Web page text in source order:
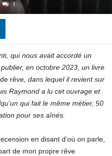
1
qui nous avait accordé un
en octobre 2023, un livre
rêve, dans lequel il revient sur
Raymond a lu cet ouvrage et
qui fait le même métier, 50
pour ses aînés.
en disant d’où on parle,
de mon propre rêve